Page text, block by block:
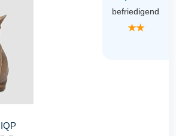
befriedigend
★★